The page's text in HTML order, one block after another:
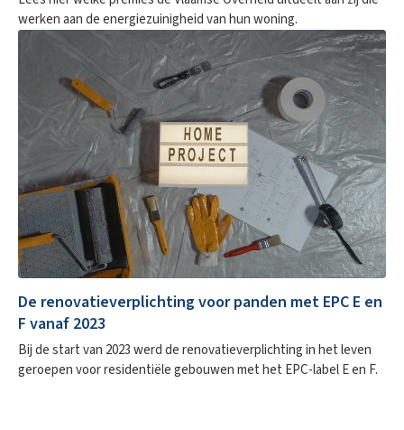
werken aan de energiezuinigheid van hun woning.
De renovatieverplichting voor panden met EPC E en
F vanaf 2023
Bij de start van 2023 werd de renovatieverplichting in het leven
geroepen voor residentiële gebouwen met het EPC-label E en F.